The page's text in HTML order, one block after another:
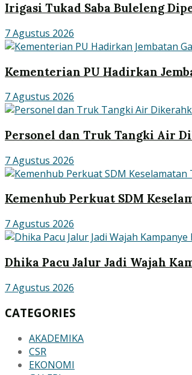
Irigasi Tukad Saba Buleleng
7 Agustus 2026
Kementerian PU Hadirkan
7 Agustus 2026
Personel dan Truk Tangki Air
7 Agustus 2026
Kemenhub Perkuat SDM
7 Agustus 2026
Dhika Pacu Jalur Jadi Wajah
7 Agustus 2026
CATEGORIES
AKADEMIKA
CSR
EKONOMI